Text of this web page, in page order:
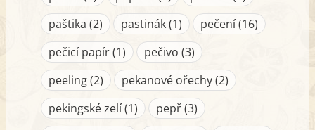
paštika (2)
pastinák (1)
pečení (16)
pečicí papír (1)
pečivo (3)
peeling (2)
pekanové ořechy (2)
pekingské zelí (1)
pepř (3)